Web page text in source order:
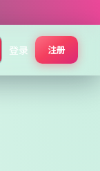
登录 注册